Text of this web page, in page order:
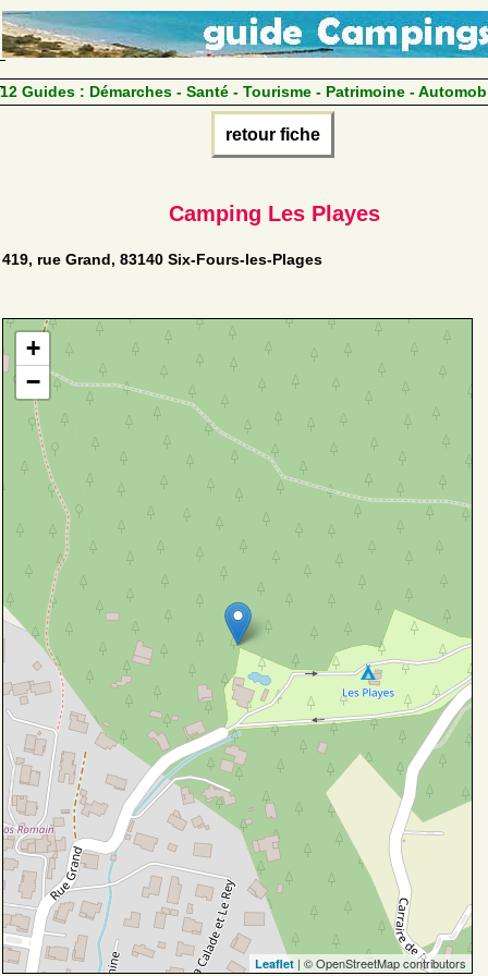
12 Guides : Démarches - Santé - Tourisme - Patrimoine -
retour fiche
Camping Les Playes
419, rue Grand, 83140 Six-Fours-les-Plages
+
−
Leaflet | © OpenStreetMap contributors